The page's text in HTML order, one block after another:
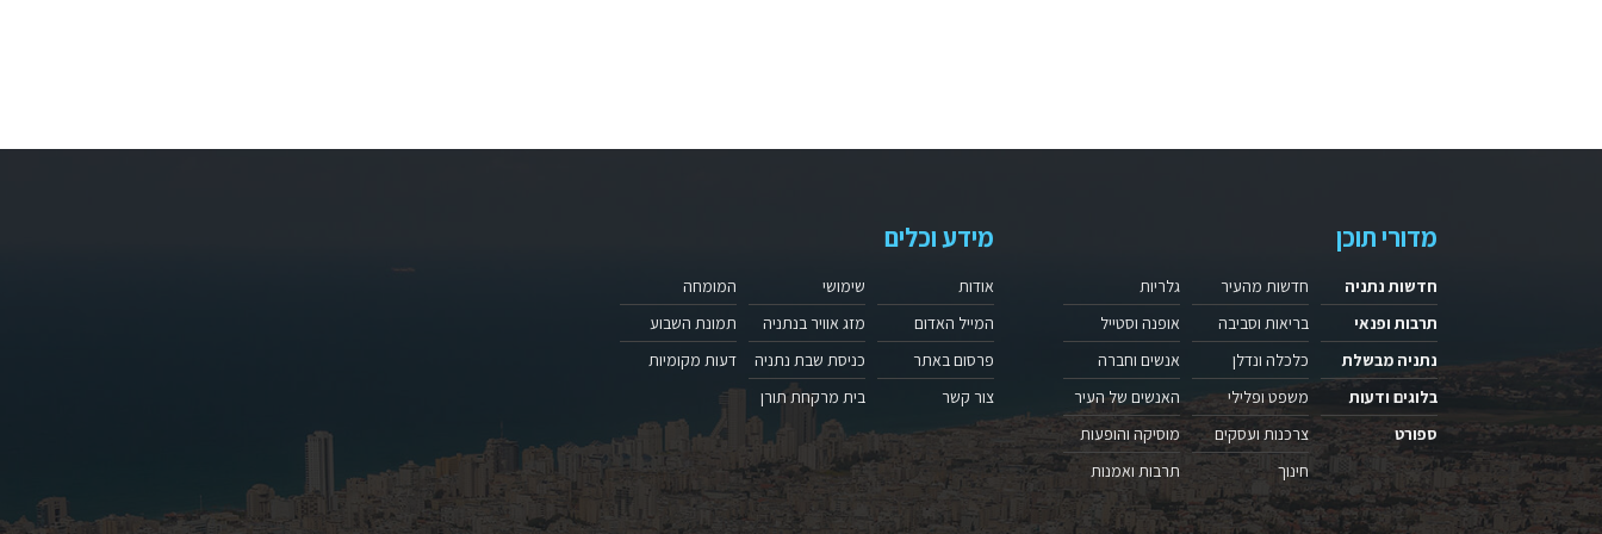
מדורי תוכן
חדשות נתניה
תרבות ופנאי
נתניה מבשלת
בלוגים ודעות
ספורט
חדשות מהעיר
בריאות וסביבה
כלכלה ונדלן
משפט ופלילי
צרכנות ועסקים
חינוך
גלריות
אופנה וסטייל
אנשים וחברה
האנשים של העיר
מוסיקה והופעות
תרבות ואמנות
מידע וכלים
אודות
המייל האדום
פרסום באתר
צור קשר
שימושי
מזג אוויר בנתניה
כניסת שבת נתניה
בית מרקחת תורן
המומחה
תמונת השבוע
דעות מקומיות